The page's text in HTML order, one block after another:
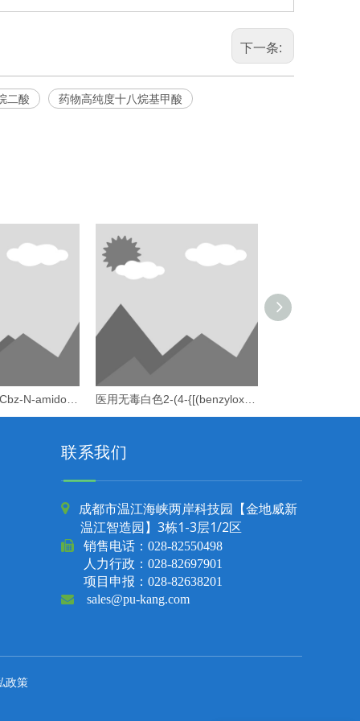
下一条:
二酸
药物高纯度十八烷基甲酸
联系我们

成都市温江海峡两岸科技园【金地威新
温江智造园】3栋1-3层1/2区
 销售电话： 028-82550498
人力行政：028-82697901
项目申报：028-82638201
 sales@pu-kang.com
政策